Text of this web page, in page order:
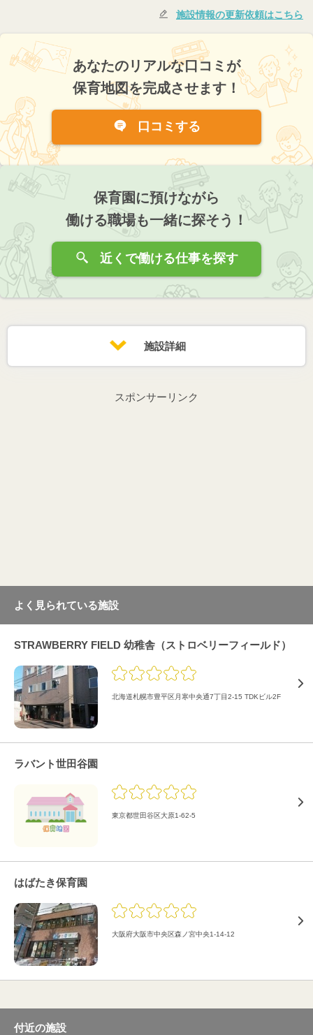
施設情報の更新依頼はこちら
あなたのリアルな口コミが
保育地図を完成させます！
口コミする
保育園に預けながら
働ける職場も一緒に探そう！
近くで働ける仕事を探す
施設詳細
スポンサーリンク
よく見られている施設
STRAWBERRY FIELD 幼稚舎（ストロベリーフィールド）
北海道札幌市豊平区月寒中央通7丁目2-15 TDKビル2F
ラバント世田谷園
東京都世田谷区大原1-62-5
はばたき保育園
大阪府大阪市中央区森ノ宮中央1-14-12
付近の施設